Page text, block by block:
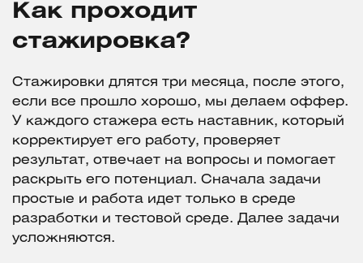
Как проходит
стажировка?
Стажировки длятся три месяца, после этого,
если все прошло хорошо, мы делаем оффер.
У каждого стажера есть наставник, который
корректирует его работу, проверяет
результат, отвечает на вопросы и помогает
раскрыть его потенциал. Сначала задачи
простые и работа идет только в среде
разработки и тестовой среде. Далее задачи
усложняются.